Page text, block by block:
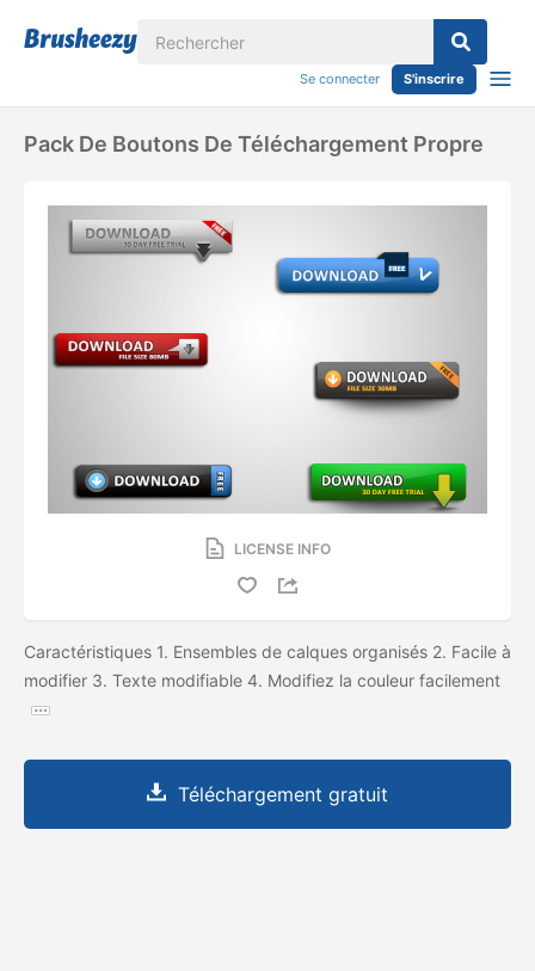
Se connecter S'inscrire
Pack De Boutons De Téléchargement Propre
LICENSE INFO
Caractéristiques 1. Ensembles de calques organisés 2. Facile à
modifier 3. Texte modifiable 4. Modifiez la couleur facilement
Téléchargement gratuit